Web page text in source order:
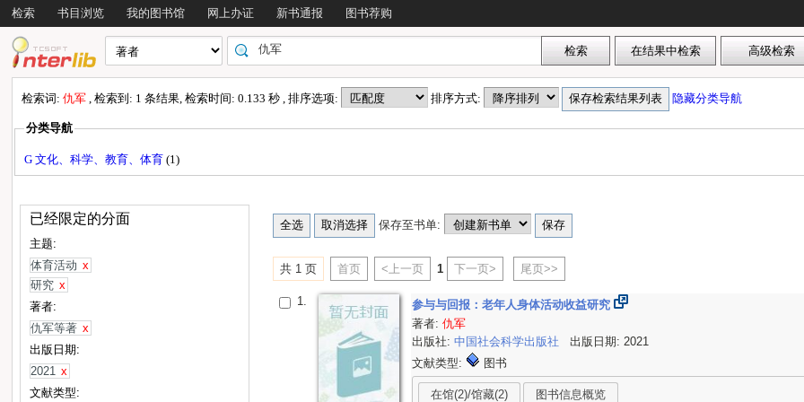
检索 书目浏览 我的图书馆 网上办证 新书通报 图书荐购
检索词:仇军, 检索到: 1 条结果, 检索时间: 0.133 秒 , 排序选项: 排序方式: 隐藏分类导航
分类导航
G 文化、科学、教育、体育(1)
已经限定的分面
主题:
体育活动 x
研究 x
著者:
仇军等著 x
出版日期:
2021
x
文献类型:
保存至书单:
共 1 页 首页 <上一页 1 下一页> 尾页>>
1.
参与与回报：老年人身体活动收益研究
著者:仇军
出版社:中国社会科学出版社
出版日期: 2021
文献类型:
图书
在馆(2)/馆藏(2) 图书信息概览